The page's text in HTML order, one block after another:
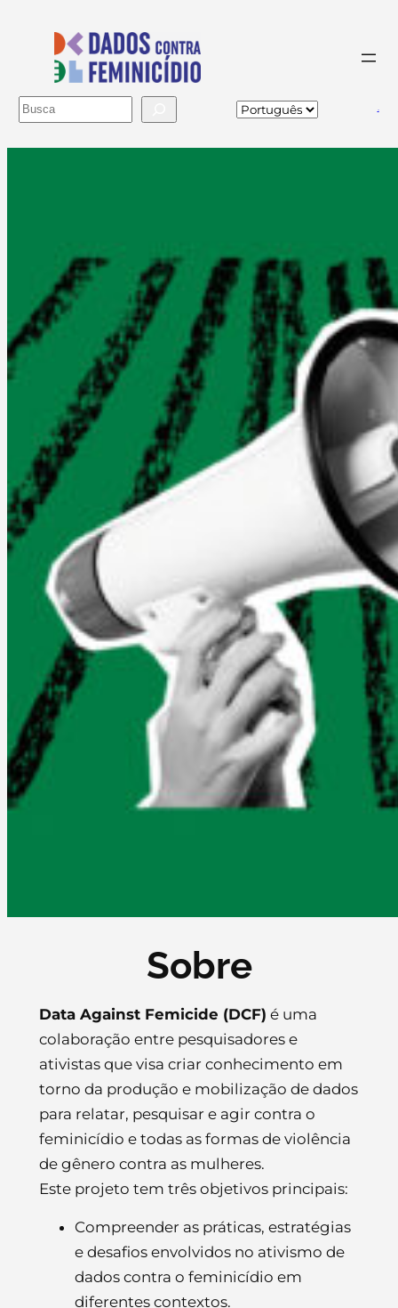
Buscar
Sobre
Data Against Femicide (DCF) é uma
colaboração entre pesquisadores e
ativistas que visa criar conhecimento em
torno da produção e mobilização de dados
para relatar, pesquisar e agir contra o
feminicídio e todas as formas de violência
de gênero contra as mulheres.
Este projeto tem três objetivos principais:
Compreender as práticas, estratégias
e desafios envolvidos no ativismo de
dados contra o feminicídio em
diferentes contextos.